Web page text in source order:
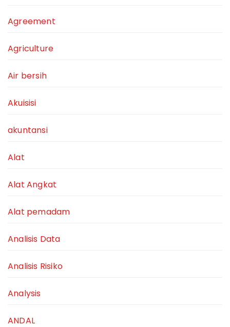
Agreement
Agriculture
Air bersih
Akuisisi
akuntansi
Alat
Alat Angkat
Alat pemadam
Analisis Data
Analisis Risiko
Analysis
ANDAL